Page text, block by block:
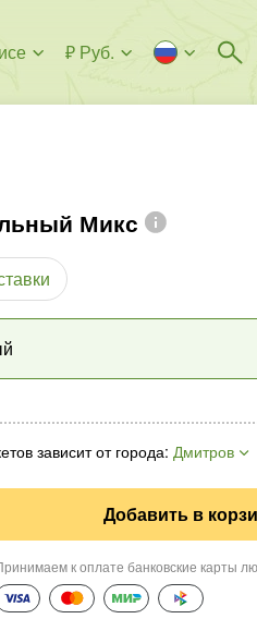
₽ Руб.
Микс
зависит от города:Дмитров
Добавить в
к оплате банковские карты